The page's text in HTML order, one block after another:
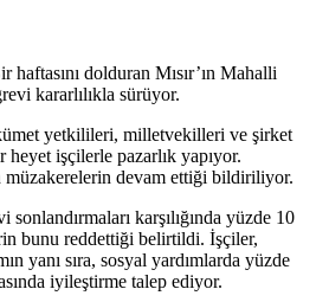
haftasını dolduran Mısır’ın Mahalli
kararlılıkla sürüyor.
yetkilileri, milletvekilleri ve şirket
işçilerle pazarlık yapıyor.
müzakerelerin devam ettiği bildiriliyor.
karşılığında yüzde 10
bunu reddettiği belirtildi. İşçiler,
yanı sıra, sosyal yardımlarda yüzde
iyileştirme talep ediyor.